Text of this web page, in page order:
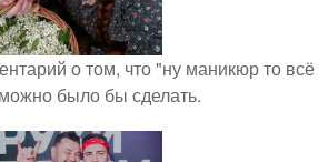
о том, что "ну маникюр то всё
было бы сделать.